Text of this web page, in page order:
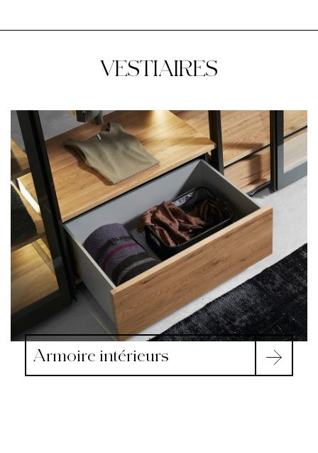
VESTIAIRES
Armoire intérieurs